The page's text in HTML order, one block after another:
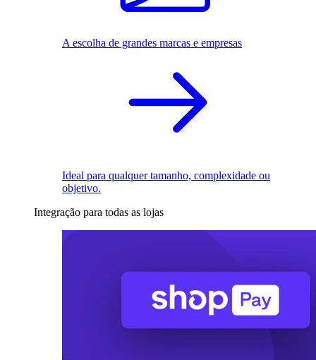
A escolha de grandes marcas e empresas
Ideal para qualquer tamanho, complexidade ou
objetivo.
Integração para todas as lojas